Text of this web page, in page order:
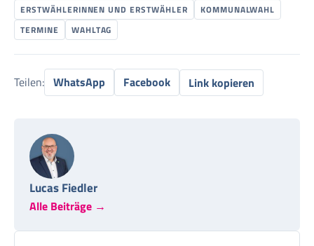
ERSTWÄHLERINNEN UND ERSTWÄHLER
KOMMUNALWAHL
TERMINE
WAHLTAG
Teilen: WhatsApp Facebook Link kopieren
Lucas Fiedler
Alle Beiträge →